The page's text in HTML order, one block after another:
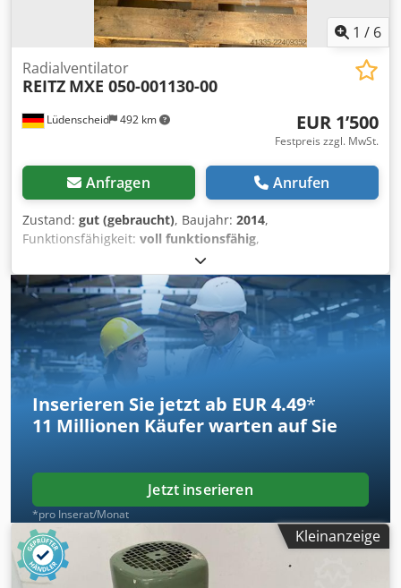
1 / 6
Lüdenscheid 492 km
Radialventilator
REITZ MXE 050-001130-00
EUR 1’500
Festpreis zzgl. MwSt.
Anfragen Anrufen
Zustand: gut (gebraucht), Baujahr: 2014,
Funktionsfähigkeit: voll funktionsfähig,
Ansaugtemperatur: 20° Chjdpezn Rfkofx Ak Doa Dichte im
Saugstutzen: 1,2 kg/m³ Volumenstrom: 8,3 m³/min
Drehzahl: 2.882 1/min
Inserieren Sie jetzt ab EUR 4.49*
11 Millionen Käufer warten auf Sie
Jetzt inserieren
*pro Inserat/Monat
Kleinanzeige